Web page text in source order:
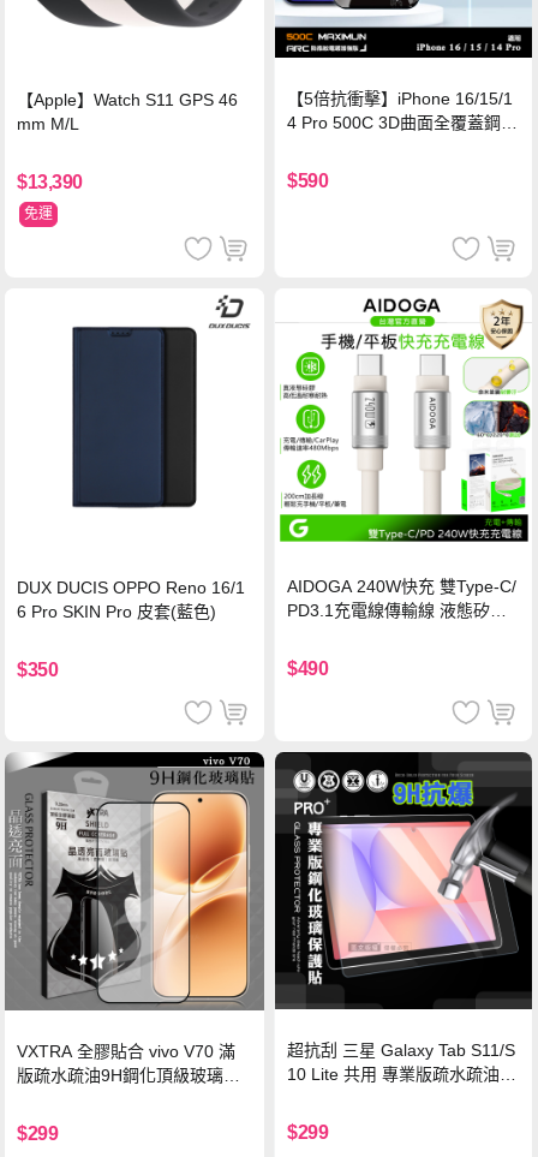
【Apple】Watch S11 GPS 46
mm M/L
$13,390
免運
【5倍抗衝擊】iPhone 16/15/1
4 Pro 500C 3D曲面全覆蓋鋼化
保護貼
$590
DUX DUCIS OPPO Reno 16/1
6 Pro SKIN Pro 皮套(藍色)
$350
AIDOGA 240W快充 雙Type-C/
PD3.1充電線傳輸線 液態矽膠
機/平板/筆電
$490
VXTRA 全膠貼合 vivo V70 滿
版疏水疏油9H鋼化頂級玻璃貼
$299
超抗刮 三星 Galaxy Tab S11/S
10 Lite 共用 專業版疏水疏油9
$299